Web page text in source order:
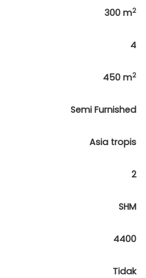
300 m2
4
450 m2
Semi Furnished
Asia tropis
2
SHM
4400
Tidak